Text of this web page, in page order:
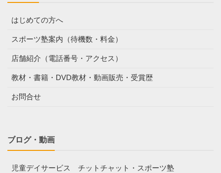
はじめての方へ
スポーツ塾案内（待機数・料金）
店舗紹介（電話番号・アクセス）
教材・書籍・DVD教材・動画販売・受賞歴
お問合せ
ブログ・動画
児童デイサービス チットチャット・スポーツ塾